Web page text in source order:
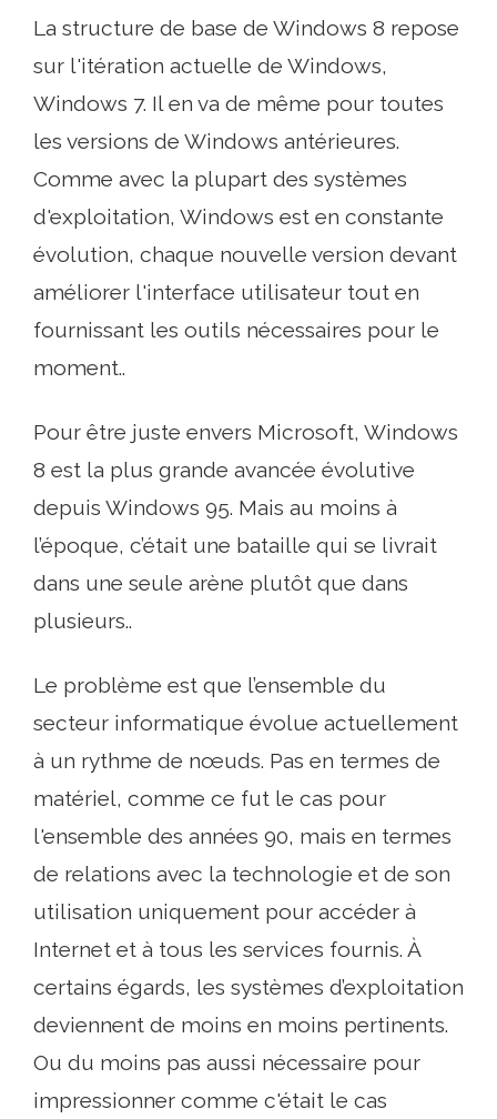
La structure de base de Windows 8 repose
sur l'itération actuelle de Windows,
Windows 7. Il en va de même pour toutes
les versions de Windows antérieures.
Comme avec la plupart des systèmes
d'exploitation, Windows est en constante
évolution, chaque nouvelle version devant
améliorer l'interface utilisateur tout en
fournissant les outils nécessaires pour le
moment..
Pour être juste envers Microsoft, Windows
8 est la plus grande avancée évolutive
depuis Windows 95. Mais au moins à
l’époque, c’était une bataille qui se livrait
dans une seule arène plutôt que dans
plusieurs..
Le problème est que l’ensemble du
secteur informatique évolue actuellement
à un rythme de nœuds. Pas en termes de
matériel, comme ce fut le cas pour
l'ensemble des années 90, mais en termes
de relations avec la technologie et de son
utilisation uniquement pour accéder à
Internet et à tous les services fournis. À
certains égards, les systèmes d’exploitation
deviennent de moins en moins pertinents.
Ou du moins pas aussi nécessaire pour
impressionner comme c'était le cas